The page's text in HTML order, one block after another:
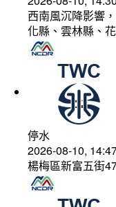
西南風沉降影響
化縣、雲林縣、
停水
2026-08-10,
楊梅區新富五街